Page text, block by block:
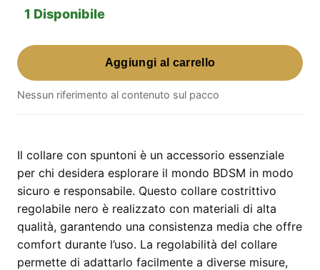
1 Disponibile
Collare
Con
Spuntoni
–
regolabile
nero
quantità
Aggiungi al carrello
Nessun riferimento al contenuto sul pacco
Il collare con spuntoni è un accessorio essenziale
per chi desidera esplorare il mondo BDSM in modo
sicuro e responsabile. Questo collare costrittivo
regolabile nero è realizzato con materiali di alta
qualità, garantendo una consistenza media che offre
comfort durante l’uso. La regolabilità del collare
permette di adattarlo facilmente a diverse misure,